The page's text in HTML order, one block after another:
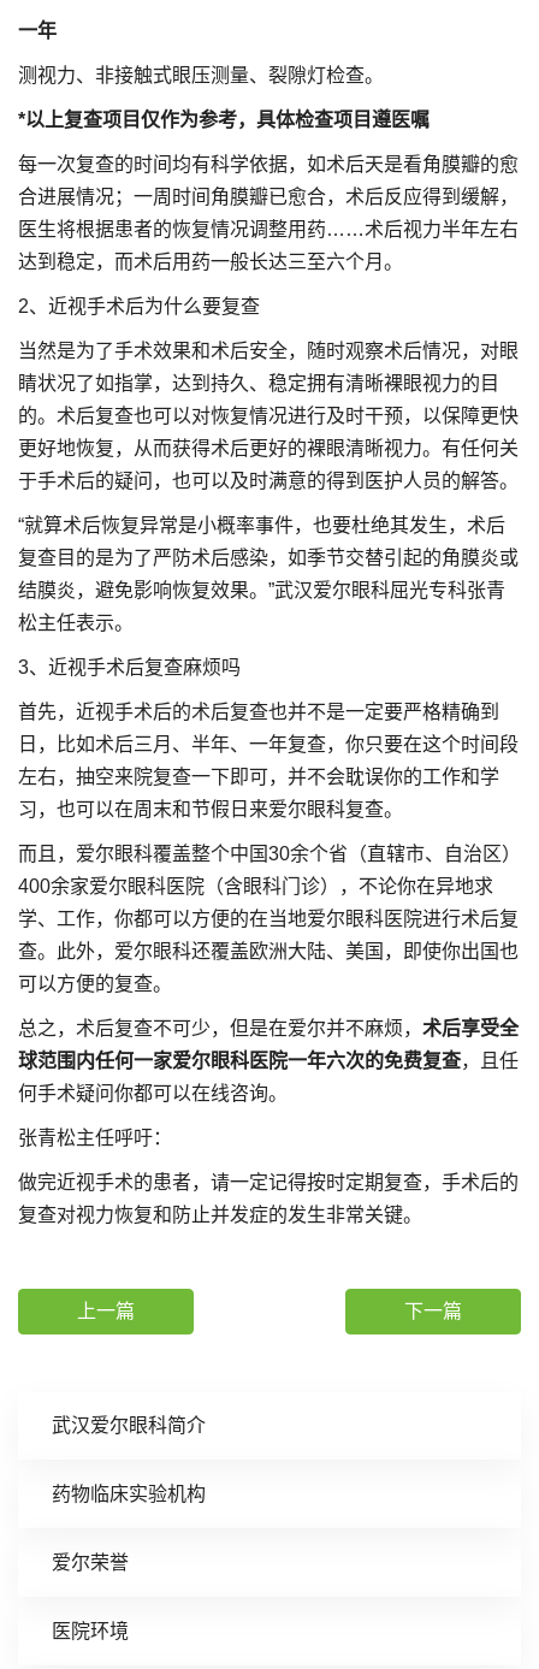
武汉爱尔眼科简介
药物临床实验机构
爱尔荣誉
医院环境
一年
测视力、非接触式眼压测量、裂隙灯检查。
*以上复查项目仅作为参考，具体检查项目遵医嘱
每一次复查的时间均有科学依据，如术后天是看角膜瓣的愈
合进展情况；一周时间角膜瓣已愈合，术后反应得到缓解，
医生将根据患者的恢复情况调整用药……术后视力半年左右
达到稳定，而术后用药一般长达三至六个月。
2、近视手术后为什么要复查
当然是为了手术效果和术后安全，随时观察术后情况，对眼
睛状况了如指掌，达到持久、稳定拥有清晰裸眼视力的目
的。术后复查也可以对恢复情况进行及时干预，以保障更快
更好地恢复，从而获得术后更好的裸眼清晰视力。有任何关
于手术后的疑问，也可以及时满意的得到医护人员的解答。
“就算术后恢复异常是小概率事件，也要杜绝其发生，术后
复查目的是为了严防术后感染，如季节交替引起的角膜炎或
结膜炎，避免影响恢复效果。”武汉爱尔眼科屈光专科张青
松主任表示。
3、近视手术后复查麻烦吗
首先，近视手术后的术后复查也并不是一定要严格精确到
日，比如术后三月、半年、一年复查，你只要在这个时间段
左右，抽空来院复查一下即可，并不会耽误你的工作和学
习，也可以在周末和节假日来爱尔眼科复查。
而且，爱尔眼科覆盖整个中国30余个省（直辖市、自治区）
400余家爱尔眼科医院（含眼科门诊），不论你在异地求
学、工作，你都可以方便的在当地爱尔眼科医院进行术后复
查。此外，爱尔眼科还覆盖欧洲大陆、美国，即使你出国也
可以方便的复查。
总之，术后复查不可少，但是在爱尔并不麻烦， 术后享受全
球范围内任何一家爱尔眼科医院一年六次的免费复查，且任
何手术疑问你都可以在线咨询。
张青松主任呼吁：
做完近视手术的患者，请一定记得按时定期复查，手术后的
复查对视力恢复和防止并发症的发生非常关键。
上一篇 下一篇